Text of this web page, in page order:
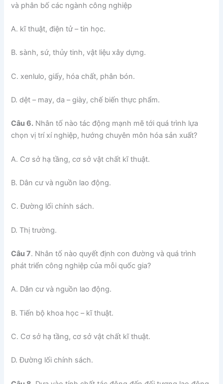
và phân bố các ngành công nghiệp
A. kĩ thuật, điện tử – tin học.
B. sành, sứ, thủy tinh, vật liệu xây dựng.
C. xenlulo, giấy, hóa chất, phân bón.
D. dệt – may, da – giày, chế biến thực phẩm.
Câu 6. Nhân tố nào tác động mạnh mẽ tới quá trình lựa
chọn vị trí xí nghiệp, hướng chuyên môn hóa sản xuất?
A. Cơ sở hạ tầng, cơ sở vật chất kĩ thuật.
B. Dân cư và nguồn lao động.
C. Đường lối chính sách.
D. Thị trường.
Câu 7. Nhân tố nào quyết định con đường và quá trình
phát triển công nghiệp của mỗi quốc gia?
A. Dân cư và nguồn lao động.
B. Tiến bộ khoa học – kĩ thuật.
C. Cơ sở hạ tầng, cơ sở vật chất kĩ thuật.
D. Đường lối chính sách.